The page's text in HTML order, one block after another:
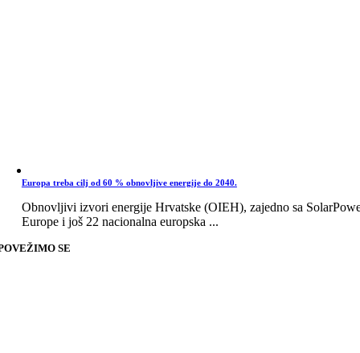
Europa treba cilj od 60 % obnovljive energije do 2040.
Obnovljivi izvori energije Hrvatske (OIEH), zajedno sa
Europe i još 22 nacionalna europska ...
SE